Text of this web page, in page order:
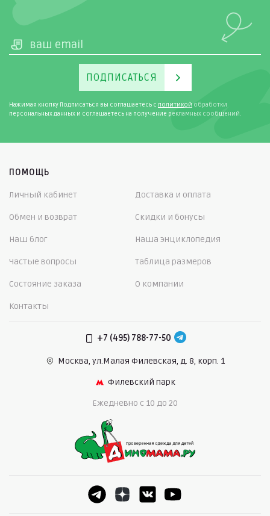
ПОДПИСАТЬСЯ
Нажимая кнопку Подписаться вы соглашаетесь с политикой обработки
персональных данных и соглашаетесь на получение рекламных сообщений.
ПОМОЩЬ
Личный кабинет Доставка и оплата
Обмен и возврат Скидки и бонусы
Наш блог Наша энциклопедия
Частые вопросы Таблица размеров
Состояние заказа О компании
Контакты
+7 (495) 788-77-50
Москва, ул.Малая Филевская, д. 8, корп. 1
Филевский парк
Ежедневно c 10 до 20